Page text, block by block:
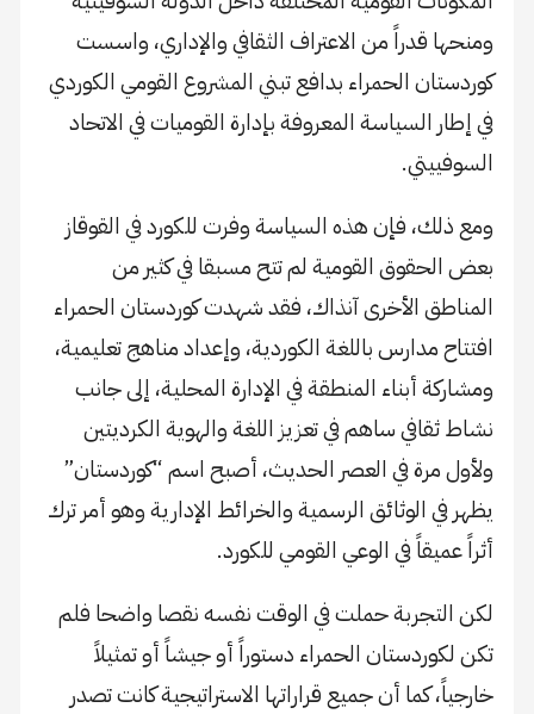
ومنحها قدراً من الاعتراف الثقافي والإداري، واسست
كوردستان الحمراء بدافع تبني المشروع القومي الكوردي
في إطار السياسة المعروفة بإدارة القوميات في الاتحاد
السوفييتي.
ومع ذلك، فإن هذه السياسة وفرت للكورد في القوقاز
بعض الحقوق القومية لم تتح مسبقا في كثير من
المناطق الأخرى آنذاك، فقد شهدت كوردستان الحمراء
افتتاح مدارس باللغة الكوردية، وإعداد مناهج تعليمية،
ومشاركة أبناء المنطقة في الإدارة المحلية، إلى جانب
نشاط ثقافي ساهم في تعزيز اللغة والهوية الكرديتين
ولأول مرة في العصر الحديث، أصبح اسم “كوردستان”
يظهر في الوثائق الرسمية والخرائط الإدارية وهو أمر ترك
أثراً عميقاً في الوعي القومي للكورد.
لكن التجربة حملت في الوقت نفسه نقصا واضحا فلم
تكن لكوردستان الحمراء دستوراً أو جيشاً أو تمثيلاً
خارجياً، كما أن جميع قراراتها الاستراتيجية كانت تصدر